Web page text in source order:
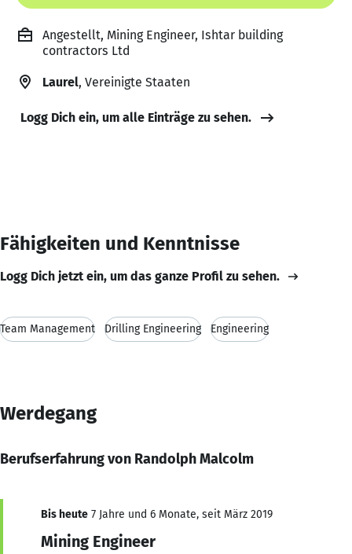
Angestellt, Mining Engineer, Ishtar building
contractors Ltd
Laurel, Vereinigte Staaten
Logg Dich ein, um alle Einträge zu sehen.
Fähigkeiten und Kenntnisse
Logg Dich jetzt ein, um das ganze Profil zu sehen.
Team Management Drilling Engineering Engineering
Werdegang
Berufserfahrung von Randolph Malcolm
Bis heute 7 Jahre und 6 Monate, seit März 2019
Mining Engineer